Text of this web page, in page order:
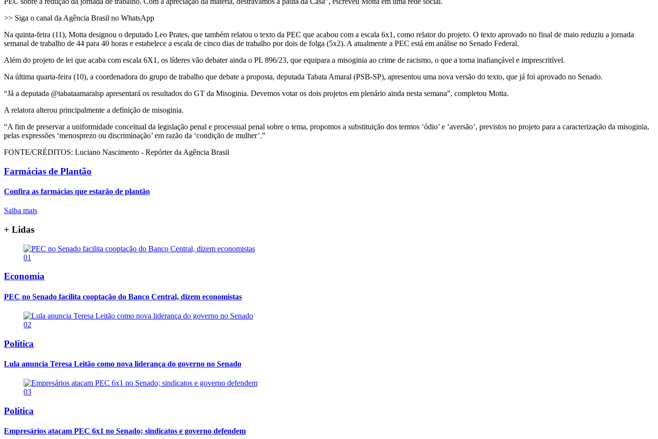
>> Siga o canal da Agência Brasil no WhatsApp
Na quinta-feira (11), Motta designou o deputado Leo Prates, que também relatou o texto da PEC que acabou com a escala 6x1, como relator do projeto. O texto aprovado no final de maio reduziu a jornada
semanal de trabalho de 44 para 40 horas e estabelece a escala de cinco dias de trabalho por dois de folga (5x2). A atualmente a PEC está em análise no Senado Federal.
Além do projeto de lei que acaba com escala 6X1, os líderes vão debater ainda o PL 896/23, que equipara a misoginia ao crime de racismo, o que a torna inafiançável e imprescritível.
Na última quarta-feira (10), a coordenadora do grupo de trabalho que debate a proposta, deputada Tabata Amaral (PSB-SP), apresentou uma nova versão do texto, que já foi aprovado no Senado.
“Já a deputada @tabataamaralsp apresentará os resultados do GT da Misoginia. Devemos votar os dois projetos em plenário ainda nesta semana”, completou Motta.
A relatora alterou principalmente a definição de misoginia.
“A fim de preservar a uniformidade conceitual da legislação penal e processual penal sobre o tema, propomos a substituição dos termos ‘ódio’ e ‘aversão’, previstos no projeto para a caracterização da misoginia,
pelas expressões ‘menosprezo ou discriminação’ em razão da ‘condição de mulher’.”
FONTE/CRÉDITOS: Luciano Nascimento - Repórter da Agência Brasil
Farmácias de Plantão
Confira as farmácias que estarão de plantão
Saiba mais
+ Lidas
01
Economia
PEC no Senado facilita cooptação do Banco Central, dizem economistas
02
Política
Lula anuncia Teresa Leitão como nova liderança do governo no Senado
03
Política
Empresários atacam PEC 6x1 no Senado; sindicatos e governo defendem